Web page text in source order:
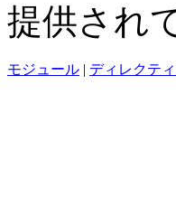
提供され
モジュール | ディレクテ